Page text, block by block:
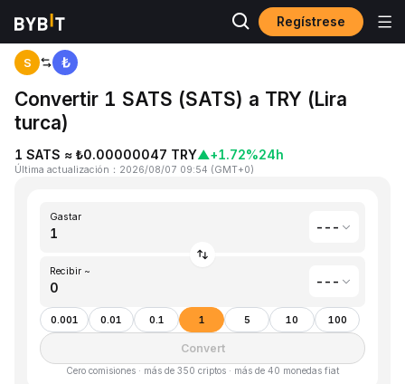
Regístrese
Inicio Satoshis Vision(SATS) to Lira turca(TRY)
S
Convertir 1 SATS (SATS) a TRY (Lira
turca)
1 SATS ≈ ₺0.00000047 TRY▲+1.72%24h
Última actualización ： 2026/08/07 09:54 (GMT+0)
Gastar
---
Recibir ~
---
0.001 0.01 0.1 1 5 10 100
Convert
Cero comisiones · más de 350 criptos · más de 40 monedas fiat